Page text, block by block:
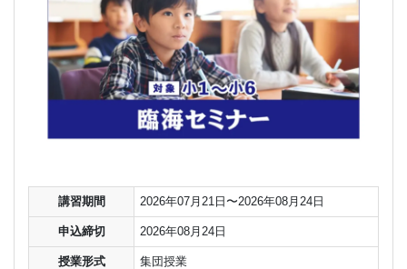
講習期間 2026年07月21日〜2026年08月24日
申込締切 2026年08月24日
授業形式 集団授業